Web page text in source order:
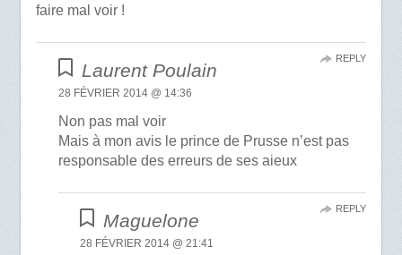
faire mal voir !
Laurent Poulain
28 FÉVRIER 2014 @ 14:36
Non pas mal voir
Mais à mon avis le prince de Prusse n’est pas
responsable des erreurs de ses aieux
REPLY
Maguelone
28 FÉVRIER 2014 @ 21:41
REPLY